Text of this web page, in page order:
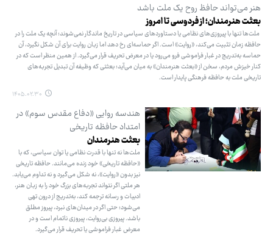
هنر می‌تواند حافظ روح یک ملت باشد
بعثت هنرمندان؛ از فردوسی تا امروز
ملت‌ها تنها با پیروزی‌های نظامی یا دستاوردهای سیاسی در تاریخ ماندگار نمی‌شوند؛ آنچه یک ملت را در
حافظه زمان تثبیت می‌کند، «روایت» است. اگر حماسه‌ای رخ دهد اما زبان روایت برای آن شکل نگیرد، آن
حماسه به‌تدریج در غبار فراموشی فرو می‌رود یا در معرض تحریف قرار می‌گیرد. از همین منظر است که در
کنار خیزش مردم، سخن از «بعثت هنرمندان» به میان می‌آید؛ بعثتی که وظیفه آن تبدیل تجربه‌های
تاریخی ملت به حافظه فرهنگی پایدار است.
۱۴۰۵.۰۲.۳۰
هندسه روایی «دفاع مقدس سوم» در
امتداد حافظه تاریخی
بعثت هنرمندان
ملت‌ها نه تنها با قدرت نظامی یا توان سیاسی، که با
«حافظه تاریخی» خود زنده می‌مانند. حافظه تاریخی
نیز بدون «روایت»، نه شکل می‌گیرد و نه تداوم می‌یابد.
هر ملتی اگر نتواند تجربه‌های بزرگ خود را به زبان هنر،
ادبیات و رسانه ترجمه کند، به‌تدریج از درون تهی
می‌شود؛ حتی اگر در میدان‌های نبرد، پیروز مطلق
باشد. پیروزی بی‌روایت، پیروزی ناتمام است و در
معرض غبار فراموشی یا تحریف قرار می‌گیرد.